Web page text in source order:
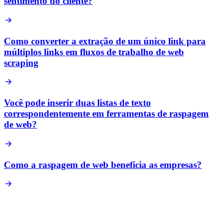
Como converter a extração de um único link para
múltiplos links em fluxos de trabalho de web
scraping
Você pode inserir duas listas de texto
correspondentemente em ferramentas de raspagem
de web?
Como a raspagem de web beneficia as empresas?